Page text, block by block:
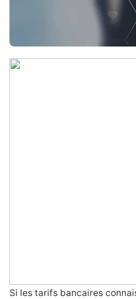
Si les tarifs bancaires